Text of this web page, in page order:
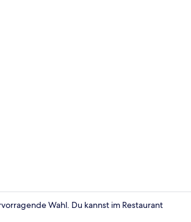
Wahl. Du kannst im Restaurant